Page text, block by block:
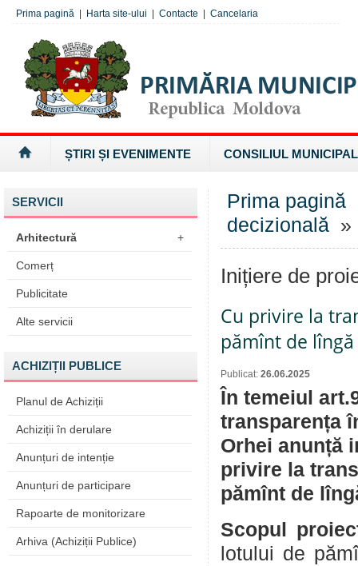
Prima pagină Harta site-ului Contacte Cancelaria
ȘTIRI ȘI EVENIMENTE CONSILIUL MUNICIPAL
SERVICII
Arhitectură +
Comerț
Publicitate
Alte servicii
ACHIZIȚII PUBLICE
Planul de Achiziții
Achiziții în derulare
Anunțuri de intenție
Anunțuri de participare
Rapoarte de monitorizare
Arhiva (Achiziții Publice)
Prima pagină
decizională »
Inițiere de
Cu privire la
pămînt de
Publicat: 26.06.2025
În temeiul
transparența
Orhei anunță
privire la
pămînt de
Scopul
lotului de